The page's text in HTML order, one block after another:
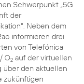
Schwerpunkt „5G
der
Neben dem
informieren drei
von Telefónica
O2auf der virtuellen
über den aktuellen
zukünftigen